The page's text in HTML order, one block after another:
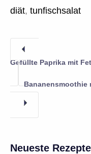
diät, tunfischsalat
Gefüllte Paprika mit
Bananensmoothie
Neueste Rezepte